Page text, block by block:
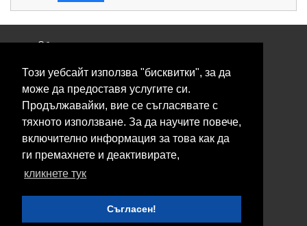
Този уебсайт използва "бисквитки", за да
може да предоставя услугите си.
Продължавайки, вие се съгласявате с
тяхното използване. За да научите повече,
включително информация за това как да
ги премахнете и деактивирате,
кликнете тук
Съгласен!
Общи условия
Свържете се с нас
Контакти
Нашите сервизи
Блог
© 2026 Fransizkup.bg всички права запазени
Изграждане и поддръжка от
Boby_fransizkup